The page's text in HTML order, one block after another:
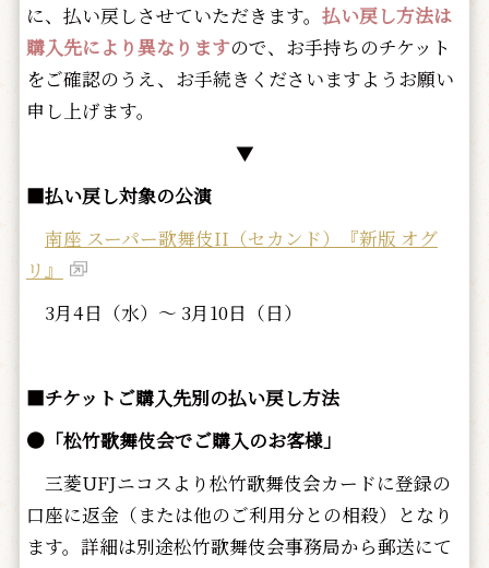
に、払い戻しさせていただきます。 払い戻し方法は
購入先により異なりますので、お手持ちのチケット
をご確認のうえ、お手続きくださいますようお願い
申し上げます。
▼
■払い戻し対象の公演
南座 スーパー歌舞伎II（セカンド）『新版 オグ
リ』
3月4日（水）～ 3月10日（日）
■チケットご購入先別の払い戻し方法
●「松竹歌舞伎会でご購入のお客様」
三菱UFJニコスより松竹歌舞伎会カードに登録の
口座に返金（または他のご利用分との相殺）となり
ます。詳細は別途松竹歌舞伎会事務局から郵送にて